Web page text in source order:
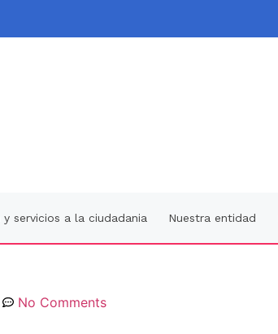
y servicios a la ciudadania Nuestra entidad
No Comments